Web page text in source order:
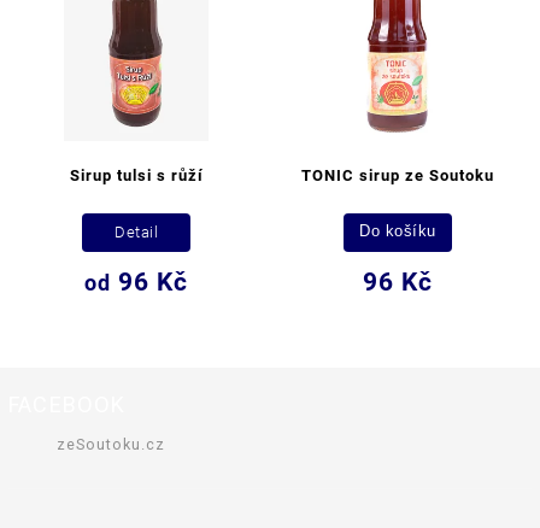
Sirup tulsi s růží
od 96 Kč
Detail
TONIC sirup ze Soutoku
96 Kč
Do košíku
zeSoutoku.cz